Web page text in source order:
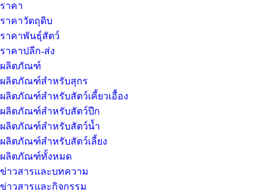
ราคา
ราคาวัตถุดิบ
ราคาพันธุ์สัตว์
ราคาปลีก-ส่ง
ผลิตภัณฑ์
ผลิตภัณฑ์สำหรับสุกร
ผลิตภัณฑ์สำหรับสัตว์เคี้ยวเอื้อง
ผลิตภัณฑ์สำหรับสัตว์ปีก
ผลิตภัณฑ์สำหรับสัตว์น้ำ
ผลิตภัณฑ์สำหรับสัตว์เลี้ยง
ผลิตภัณฑ์ทั้งหมด
ข่าวสารและบทความ
ข่าวสารและกิจกรรม